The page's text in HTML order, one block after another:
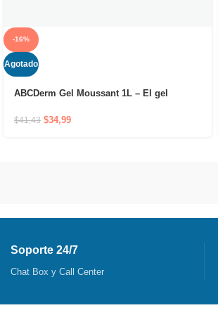
-16%
Agotado
ABCDerm Gel Moussant 1L – El gel
piel de los bebés
$41,43 $34,99
Soporte 24/7
Chat Box y Call Center